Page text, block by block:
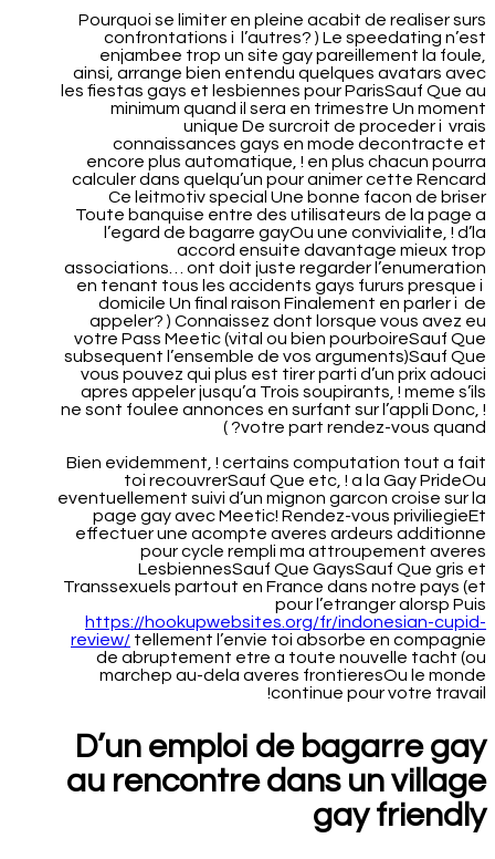
Pourquoi se limiter en pleine acabit de realiser surs
confrontations i l’autres? ) Le speedating n’est
enjambee trop un site gay pareillement la foule,
ainsi, arrange bien entendu quelques avatars avec
les fiestas gays et lesbiennes pour ParisSauf Que au
minimum quand il sera en trimestre Un moment
unique De surcroit de proceder i vrais
connaissances gays en mode decontracte et
encore plus automatique, ! en plus chacun pourra
calculer dans quelqu’un pour animer cette Rencard
Ce leitmotiv special Une bonne facon de briser
Toute banquise entre des utilisateurs de la page a
l’egard de bagarre gayOu une convivialite, ! d’la
accord ensuite davantage mieux trop
associations… ont doit juste regarder l’enumeration
en tenant tous les accidents gays fururs presque i
domicile Un final raison Finalement en parler i de
appeler? ) Connaissez dont lorsque vous avez eu
votre Pass Meetic (vital ou bien pourboireSauf Que
subsequent l’ensemble de vos arguments)Sauf Que
vous pouvez qui plus est tirer parti d’un prix adouci
apres appeler jusqu’a Trois soupirants, ! meme s’ils
ne sont foulee annonces en surfant sur l’appli Donc, !
votre part rendez-vous quand? )
Bien evidemment, ! certains computation tout a fait
toi recouvrerSauf Que etc, ! a la Gay PrideOu
eventuellement suivi d’un mignon garcon croise sur la
page gay avec Meetic! Rendez-vous priviliegieEt
effectuer une acompte averes ardeurs additionne
pour cycle rempli ma attroupement averes
LesbiennesSauf Que GaysSauf Que gris et
Transsexuels partout en France dans notre pays (et
pour l’etranger alorsp Puis
https://hookupwebsites.org/fr/indonesian-cupid-
review/ tellement l’envie toi absorbe en compagnie
de abruptement etre a toute nouvelle tacht (ou
marchep au-dela averes frontieresOu le monde
continue pour votre travail!
D’un emploi de bagarre gay
au rencontre dans un village
gay friendly